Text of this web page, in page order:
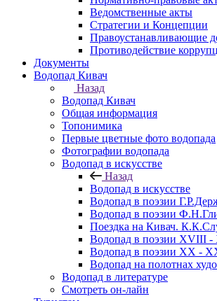
Ведомственные акты
Стратегии и Концепции
Правоустанавливающие
Противодействие
Документы
Водопад Кивач
Назад
Водопад Кивач
Общая информация
Топонимика
Первые цветные фото водопада
Фотографии водопада
Водопад в искусстве
Назад
Водопад в искусстве
Водопад в поэзии
Водопад в поэзии
Поездка на Кивач.
Водопад в поэзии XVIII -
Водопад в поэзии XX -
Водопад на полотнах
Водопад в литературе
Смотреть он-лайн